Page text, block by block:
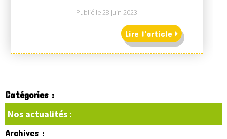
Publié le 28 juin 2023
Lire l'article
Catégories :
Nos actualités :
Archives :